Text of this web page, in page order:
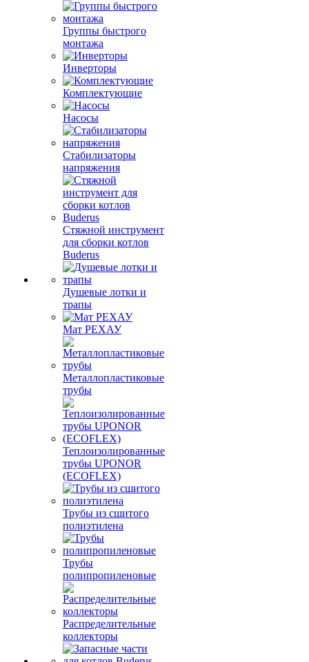
Группы быстрого
монтажа
Инверторы
Комплектующие
Насосы
Стабилизаторы
напряжения
Стяжной инструмент
для сборки котлов
Buderus
Душевые лотки и
трапы
Мат РЕХАУ
Металлопластиковые
трубы
Теплоизолированные
трубы UPONOR
(ECOFLEX)
Трубы из сшитого
полиэтилена
Трубы
полипропиленовые
Распределительные
коллекторы